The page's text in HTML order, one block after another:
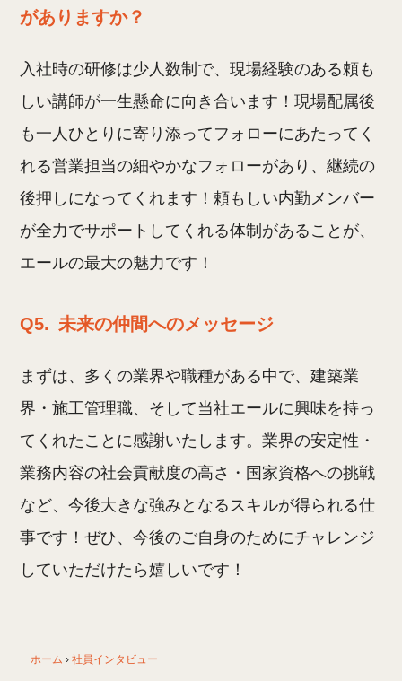
がありますか？
入社時の研修は少人数制で、現場経験のある頼も
しい講師が一生懸命に向き合います！現場配属後
も一人ひとりに寄り添ってフォローにあたってく
れる営業担当の細やかなフォローがあり、継続の
後押しになってくれます！頼もしい内勤メンバー
が全力でサポートしてくれる体制があることが、
エールの最大の魅力です！
Q5. 未来の仲間へのメッセージ
まずは、多くの業界や職種がある中で、建築業
界・施工管理職、そして当社エールに興味を持っ
てくれたことに感謝いたします。業界の安定性・
業務内容の社会貢献度の高さ・国家資格への挑戦
など、今後大きな強みとなるスキルが得られる仕
事です！ぜひ、今後のご自身のためにチャレンジ
していただけたら嬉しいです！
ホーム › 社員インタビュー